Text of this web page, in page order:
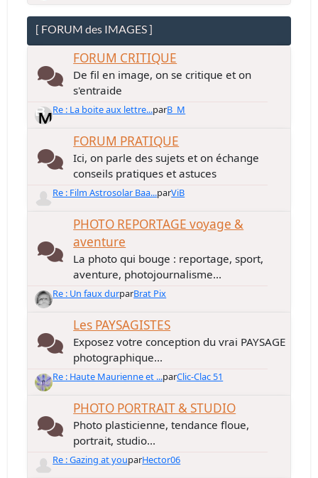
[ FORUM des IMAGES ]
FORUM CRITIQUE
De fil en image, on se critique et on
s'entraide
Re : La boite aux lettre...parB_M
FORUM PRATIQUE
Ici, on parle des sujets et on échange
conseils pratiques et astuces
Re : Film Astrosolar Baa...parViB
PHOTO REPORTAGE voyage &
aventure
La photo qui bouge : reportage, sport,
aventure, photojournalisme...
Re : Un faux durparBrat Pix
Les PAYSAGISTES
Exposez votre conception du vrai PAYSAGE
photographique...
Re : Haute Maurienne et ...parClic-Clac 51
PHOTO PORTRAIT & STUDIO
Photo plasticienne, tendance floue,
portrait, studio...
Re : Gazing at youparHector06